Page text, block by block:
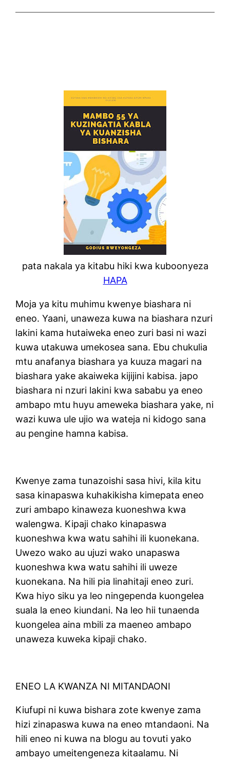
pata nakala ya kitabu hiki kwa kuboonyeza
HAPA
Moja ya kitu muhimu kwenye biashara ni
eneo. Yaani, unaweza kuwa na biashara nzuri
lakini kama hutaiweka eneo zuri basi ni wazi
kuwa utakuwa umekosea sana. Ebu chukulia
mtu anafanya biashara ya kuuza magari na
biashara yake akaiweka kijijini kabisa. japo
biashara ni nzuri lakini kwa sababu ya eneo
ambapo mtu huyu ameweka biashara yake, ni
wazi kuwa ule ujio wa wateja ni kidogo sana
au pengine hamna kabisa.
Kwenye zama tunazoishi sasa hivi, kila kitu
sasa kinapaswa kuhakikisha kimepata eneo
zuri ambapo kinaweza kuoneshwa kwa
walengwa. Kipaji chako kinapaswa
kuoneshwa kwa watu sahihi ili kuonekana.
Uwezo wako au ujuzi wako unapaswa
kuoneshwa kwa watu sahihi ili uweze
kuonekana. Na hili pia linahitaji eneo zuri.
Kwa hiyo siku ya leo ningependa kuongelea
suala la eneo kiundani. Na leo hii tunaenda
kuongelea aina mbili za maeneo ambapo
unaweza kuweka kipaji chako.
ENEO LA KWANZA NI MITANDAONI
Kiufupi ni kuwa bishara zote kwenye zama
hizi zinapaswa kuwa na eneo mtandaoni. Na
hili eneo ni kuwa na blogu au tovuti yako
ambayo umeitengeneza kitaalamu. Ni